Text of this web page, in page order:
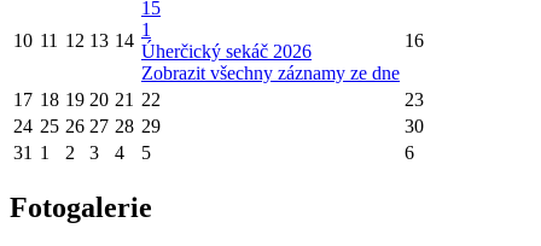
10 11 12 13 14
15
1
Úherčický sekáč 2026
Zobrazit všechny záznamy ze dne
16
17 18 19 20 21 22
23
24 25 26 27 28 29
30
31 1 2 3 4 5 6
Fotogalerie